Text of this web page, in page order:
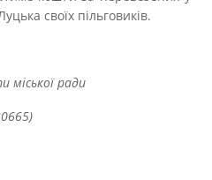
своїх пільговиків.
міської ради